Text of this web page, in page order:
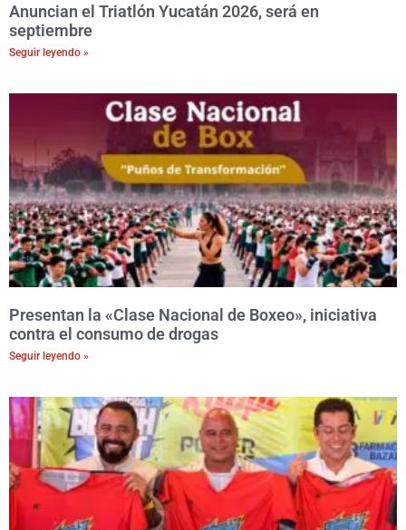
Anuncian el Triatlón Yucatán 2026, será en
septiembre
Seguir leyendo »
Presentan la «Clase Nacional de Boxeo», iniciativa
contra el consumo de drogas
Seguir leyendo »